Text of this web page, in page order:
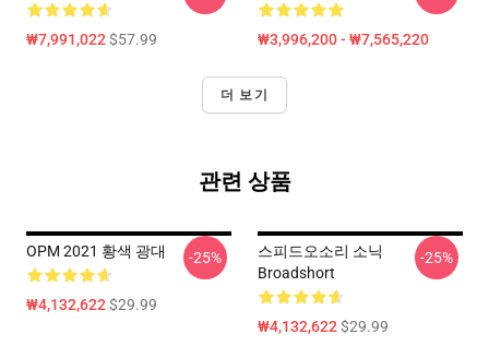
₩7,991,022$57.99 ₩3,996,200 - ₩7,565,220
더 보기
관련 상품
OPM 2021 황색 광대
₩4,132,622$29.99
-25%
스피드오소리 소닉
Broadshort
₩4,132,622$29.99
-25%